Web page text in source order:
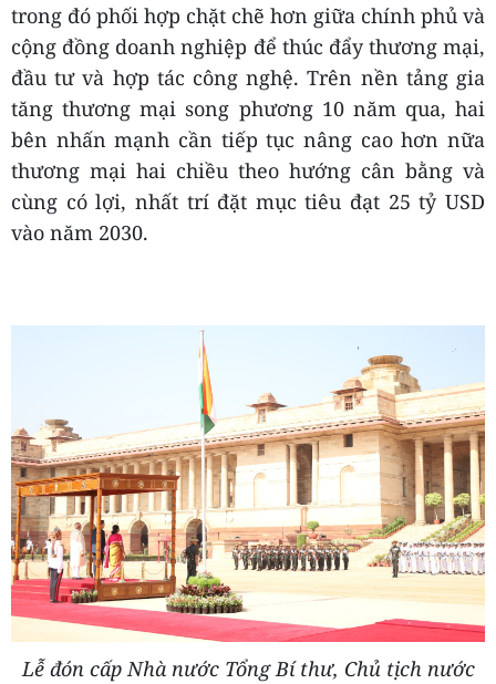
trong đó phối hợp chặt chẽ hơn giữa chính phủ và
cộng đồng doanh nghiệp để thúc đẩy thương mại,
đầu tư và hợp tác công nghệ. Trên nền tảng gia
tăng thương mại song phương 10 năm qua, hai
bên nhấn mạnh cần tiếp tục nâng cao hơn nữa
thương mại hai chiều theo hướng cân bằng và
cùng có lợi, nhất trí đặt mục tiêu đạt 25 tỷ USD
vào năm 2030.
Lễ đón cấp Nhà nước Tổng Bí thư, Chủ tịch nước